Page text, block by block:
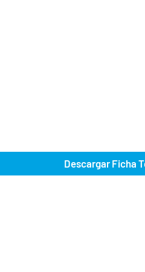
Descargar Ficha